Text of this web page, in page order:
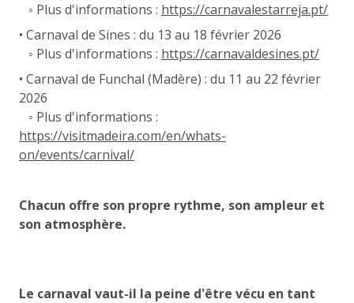
◦ Plus d'informations : https://carnavalestarreja.pt/
• Carnaval de Sines : du 13 au 18 février 2026
◦ Plus d'informations : https://carnavaldesines.pt/
• Carnaval de Funchal (Madère) : du 11 au 22 février
2026
◦ Plus d'informations :
https://visitmadeira.com/en/whats-
on/events/carnival/
Chacun offre son propre rythme, son ampleur et
son atmosphère.
Le carnaval vaut-il la peine d'être vécu en tant